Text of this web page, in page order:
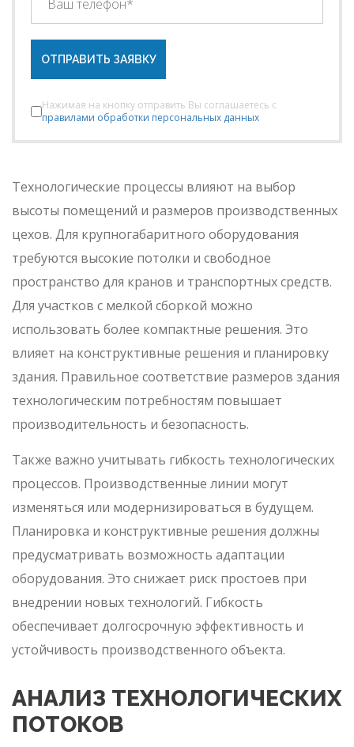
ОТПРАВИТЬ ЗАЯВКУ
Нажимая на кнопку отправить Вы соглашаетесь с
правилами обработки персональных данных
Технологические процессы влияют на выбор
высоты помещений и размеров производственных
цехов. Для крупногабаритного оборудования
требуются высокие потолки и свободное
пространство для кранов и транспортных средств.
Для участков с мелкой сборкой можно
использовать более компактные решения. Это
влияет на конструктивные решения и планировку
здания. Правильное соответствие размеров здания
технологическим потребностям повышает
производительность и безопасность.
Также важно учитывать гибкость технологических
процессов. Производственные линии могут
изменяться или модернизироваться в будущем.
Планировка и конструктивные решения должны
предусматривать возможность адаптации
оборудования. Это снижает риск простоев при
внедрении новых технологий. Гибкость
обеспечивает долгосрочную эффективность и
устойчивость производственного объекта.
АНАЛИЗ ТЕХНОЛОГИЧЕСКИХ
ПОТОКОВ